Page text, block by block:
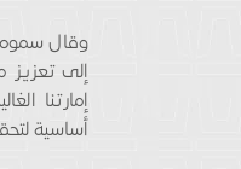
وقال سموه:
إلى تعزيز
إمارتنا
أساسية